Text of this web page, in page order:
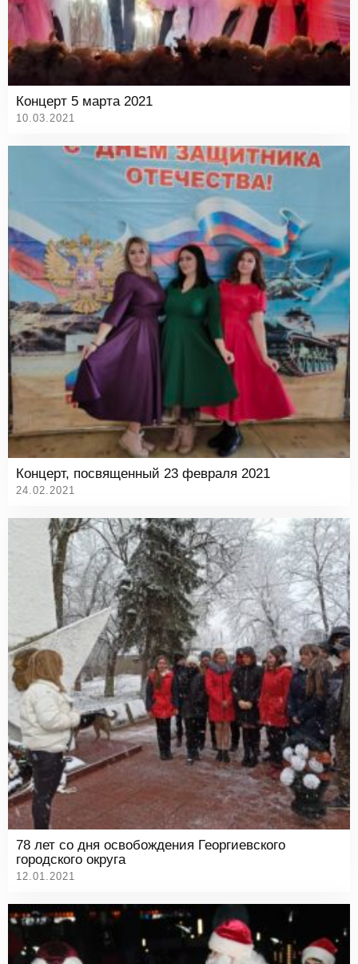
Концерт 5 марта 2021
10.03.2021
Концерт, посвященный 23 февраля 2021
24.02.2021
78 лет со дня освобождения Георгиевского
городского округа
12.01.2021